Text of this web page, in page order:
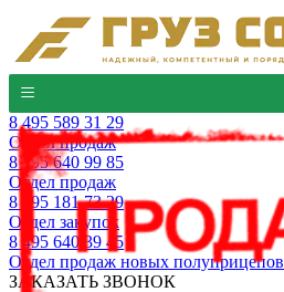
8 495 589 31 29
Отдел продаж
8 495 640 99 85
Отдел продаж
8 495 181 73 29
Отдел закупок
8 495 640 39 45
Отдел продаж новых полуприцепов
ЗАКАЗАТЬ ЗВОНОК